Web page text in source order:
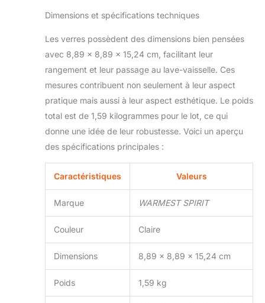
Dimensions et spécifications techniques
Les verres possèdent des dimensions bien pensées
avec 8,89 x 8,89 x 15,24 cm, facilitant leur
rangement et leur passage au lave-vaisselle. Ces
mesures contribuent non seulement à leur aspect
pratique mais aussi à leur aspect esthétique. Le poids
total est de 1,59 kilogrammes pour le lot, ce qui
donne une idée de leur robustesse. Voici un aperçu
des spécifications principales :
Caractéristiques Valeurs
Marque WARMEST SPIRIT
Couleur Claire
Dimensions 8,89 x 8,89 x 15,24 cm
Poids 1,59 kg